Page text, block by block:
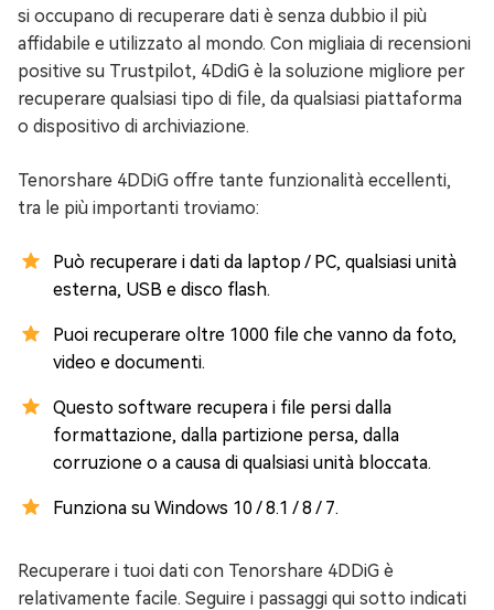
si occupano di recuperare dati è senza dubbio il più
affidabile e utilizzato al mondo. Con migliaia di recensioni
positive su Trustpilot, 4DdiG è la soluzione migliore per
recuperare qualsiasi tipo di file, da qualsiasi piattaforma
o dispositivo di archiviazione.
Tenorshare 4DDiG offre tante funzionalità eccellenti,
tra le più importanti troviamo:
Può recuperare i dati da laptop / PC, qualsiasi unità
esterna, USB e disco flash.
Puoi recuperare oltre 1000 file che vanno da foto,
video e documenti.
Questo software recupera i file persi dalla
formattazione, dalla partizione persa, dalla
corruzione o a causa di qualsiasi unità bloccata.
Funziona su Windows 10 / 8.1 / 8 / 7.
Recuperare i tuoi dati con Tenorshare 4DDiG è
relativamente facile. Seguire i passaggi qui sotto indicati